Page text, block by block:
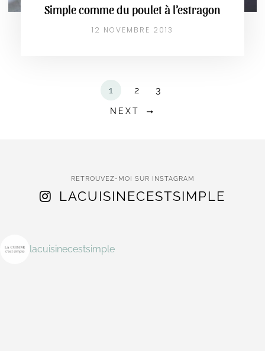
Simple comme du poulet à l’estragon
12 NOVEMBRE 2013
1 2 3
NEXT
RETROUVEZ-MOI SUR INSTAGRAM
LACUISINECESTSIMPLE
lacuisinecestsimple